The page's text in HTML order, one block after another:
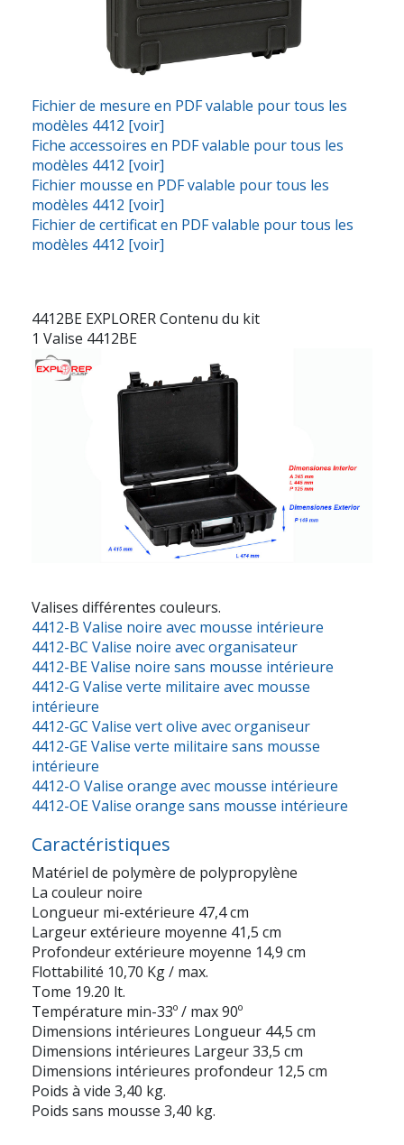
Fichier de mesure en PDF valable pour tous les
modèles 4412 [voir]
Fiche accessoires en PDF valable pour tous les
modèles 4412 [voir]
Fichier mousse en PDF valable pour tous les
modèles 4412 [voir]
Fichier de certificat en PDF valable pour tous les
modèles 4412 [voir]
4412BE EXPLORER Contenu du kit
1 Valise 4412BE
Valises différentes couleurs.
4412-B Valise noire avec mousse intérieure
4412-BC Valise noire avec organisateur
4412-BE Valise noire sans mousse intérieure
4412-G Valise verte militaire avec mousse
intérieure
4412-GC Valise vert olive avec organiseur
4412-GE Valise verte militaire sans mousse
intérieure
4412-O Valise orange avec mousse intérieure
4412-OE Valise orange sans mousse intérieure
Caractéristiques
Matériel de polymère de polypropylène
La couleur noire
Longueur mi-extérieure 47,4 cm
Largeur extérieure moyenne 41,5 cm
Profondeur extérieure moyenne 14,9 cm
Flottabilité 10,70 Kg / max.
Tome 19.20 lt.
Température min-33º / max 90º
Dimensions intérieures Longueur 44,5 cm
Dimensions intérieures Largeur 33,5 cm
Dimensions intérieures profondeur 12,5 cm
Poids à vide 3,40 kg.
Poids sans mousse 3,40 kg.